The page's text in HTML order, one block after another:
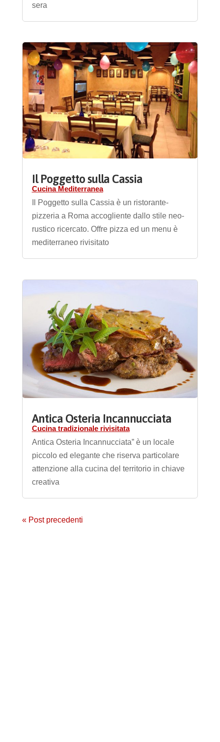
sera
Il Poggetto sulla Cassia
Cucina Mediterranea
Il Poggetto sulla Cassia è un ristorante-
pizzeria a Roma accogliente dallo stile neo-
rustico ricercato. Offre pizza ed un menu è
mediterraneo rivisitato
Antica Osteria Incannucciata
Cucina tradizionale rivisitata
Antica Osteria Incannucciata” è un locale
piccolo ed elegante che riserva particolare
attenzione alla cucina del territorio in chiave
creativa
« Post precedenti